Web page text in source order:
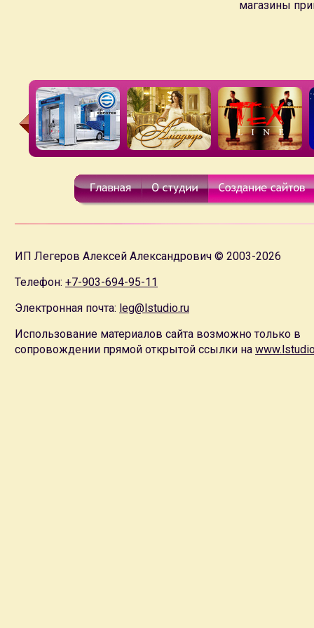
дизайн-макета главной страницы веб-сайта на выбор.
Учитывая возможности системы управления
технической поддержке веб-сайта
55/100
магазины
ИП Легеров Алексей Александрович © 2003-2026
Телефон: +7-903-694-95-11
Электронная почта: leg@lstudio.ru
Использование материалов сайта возможно только в
сопровождении прямой открытой ссылки на